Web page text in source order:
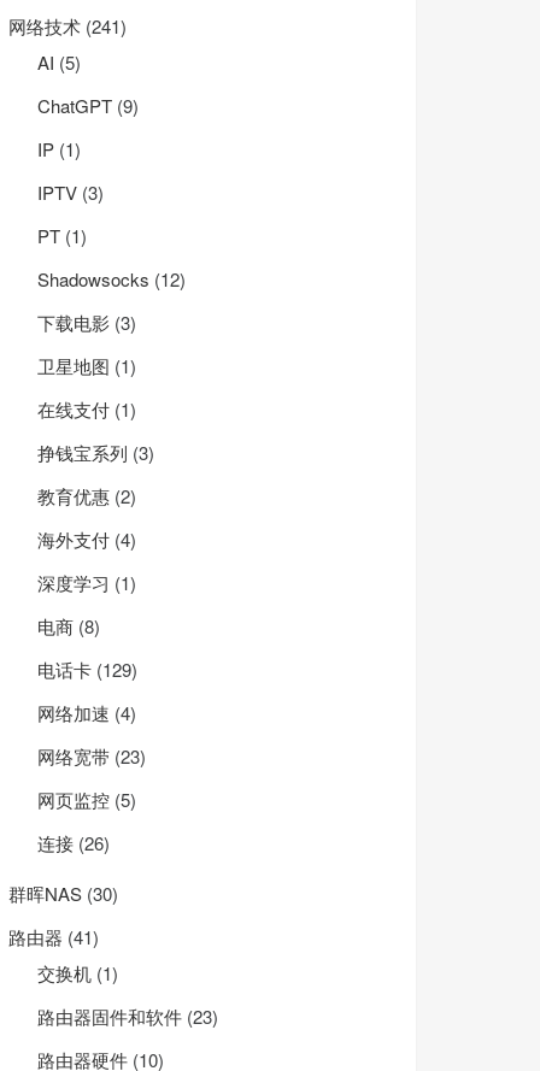
网络技术 (241)
AI (5)
ChatGPT (9)
IP (1)
IPTV (3)
PT (1)
Shadowsocks (12)
下载电影 (3)
卫星地图 (1)
在线支付 (1)
挣钱宝系列 (3)
教育优惠 (2)
海外支付 (4)
深度学习 (1)
电商 (8)
电话卡 (129)
网络加速 (4)
网络宽带 (23)
网页监控 (5)
连接 (26)
群晖NAS (30)
路由器 (41)
交换机 (1)
路由器固件和软件 (23)
路由器硬件 (10)